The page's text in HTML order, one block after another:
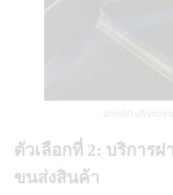
ฝากส่งไปกับรถข
ตัวเลือกที่ 2: บริการฝ
ขนส่งสินค้า